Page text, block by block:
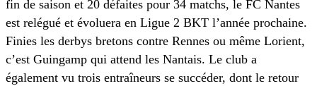
fin de saison et 20 défaites pour 34 matchs, le FC Nantes
est relégué et évoluera en Ligue 2 BKT l’année prochaine.
Finies les derbys bretons contre Rennes ou même Lorient,
c’est Guingamp qui attend les Nantais. Le club a
également vu trois entraîneurs se succéder, dont le retour